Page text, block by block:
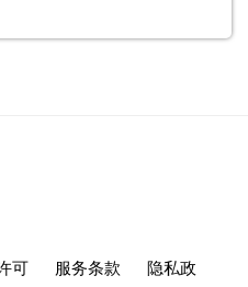
可 服务条款
隐私政